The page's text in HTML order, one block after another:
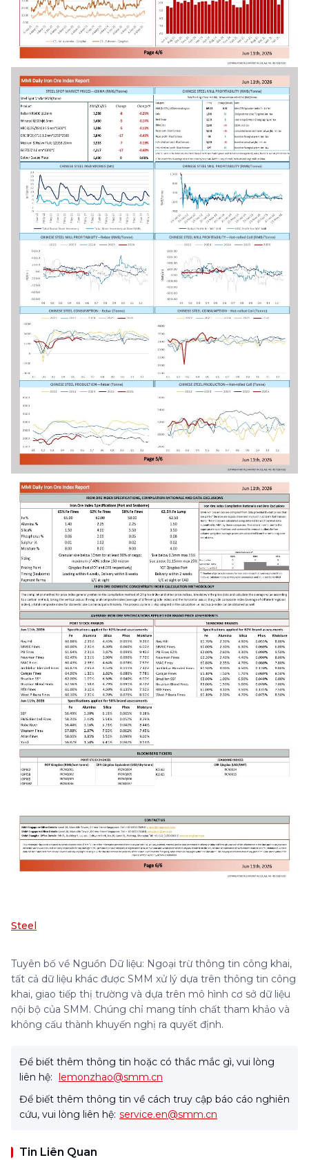
Steel
Tuyên bố về Nguồn Dữ liệu: Ngoại trừ thông tin công khai,
tất cả dữ liệu khác được SMM xử lý dựa trên thông tin công
khai, giao tiếp thị trường và dựa trên mô hình cơ sở dữ liệu
nội bộ của SMM. Chúng chỉ mang tính chất tham khảo và
không cấu thành khuyến nghị ra quyết định.
Để biết thêm thông tin hoặc có thắc mắc gì, vui lòng
liên hệ: lemonzhao@smm.cn
Để biết thêm thông tin về cách truy cập báo cáo nghiên
cứu, vui lòng liên hệ: service.en@smm.cn
Tin Liên Quan